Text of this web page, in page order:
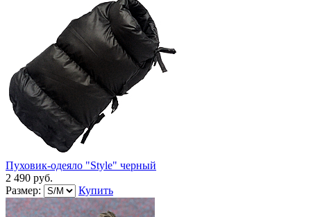
Пуховик-одеяло "Style" черный
2 490 руб.
Размер:
Купить